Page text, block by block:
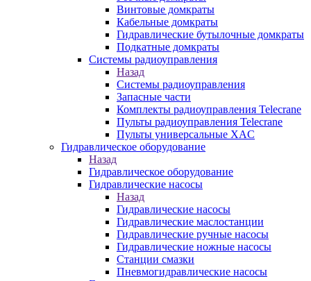
Винтовые домкраты
Кабельные домкраты
Гидравлические бутылочные домкраты
Подкатные домкраты
Системы радиоуправления
Назад
Системы радиоуправления
Запасные части
Комплекты радиоуправления Telecrane
Пульты радиоуправления Telecrane
Пульты универсальные XAC
Гидравлическое оборудование
Назад
Гидравлическое оборудование
Гидравлические насосы
Назад
Гидравлические насосы
Гидравлические маслостанции
Гидравлические ручные насосы
Гидравлические ножные насосы
Станции смазки
Пневмогидравлические насосы